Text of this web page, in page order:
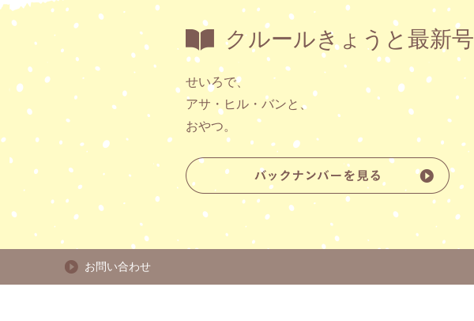
クルールきょうと最新号
せいろで、
アサ・ヒル・バンと、
おやつ。
お問い合わせ